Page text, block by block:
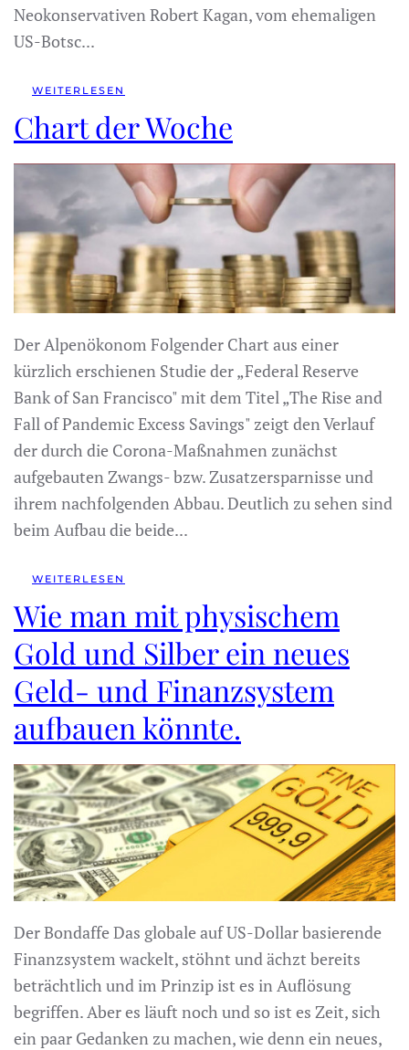
Neokonservativen Robert Kagan, vom ehemaligen
US-Botsc...
WEITERLESEN
Chart der Woche
Der Alpenökonom Folgender Chart aus einer
kürzlich erschienen Studie der „Federal Reserve
Bank of San Francisco" mit dem Titel „The Rise and
Fall of Pandemic Excess Savings" zeigt den Verlauf
der durch die Corona-Maßnahmen zunächst
aufgebauten Zwangs- bzw. Zusatzersparnisse und
ihrem nachfolgenden Abbau. Deutlich zu sehen sind
beim Aufbau die beide...
WEITERLESEN
Wie man mit physischem
Gold und Silber ein neues
Geld- und Finanzsystem
aufbauen könnte.
Der Bondaffe Das globale auf US-Dollar basierende
Finanzsystem wackelt, stöhnt und ächzt bereits
beträchtlich und im Prinzip ist es in Auflösung
begriffen. Aber es läuft noch und so ist es Zeit, sich
ein paar Gedanken zu machen, wie denn ein neues,